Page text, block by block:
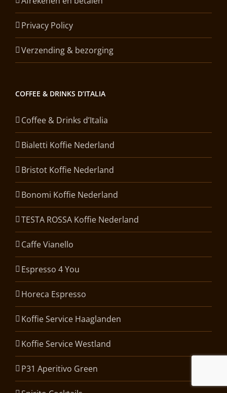
Privacy Policy
Verzending & bezorging
COFFEE & DRINKS D’ITALIA
Coffee & Drinks d’Italia
Bialetti Koffie Nederland
Bristot Koffie Nederland
Bonomi Koffie Nederland
TESTA ROSSA Koffie Nederland
Caffe Vianello
Espresso 4 You
Horeca Espresso
Koffie Service Haaglanden
Koffie Service Westland
P31 Aperitivo Green